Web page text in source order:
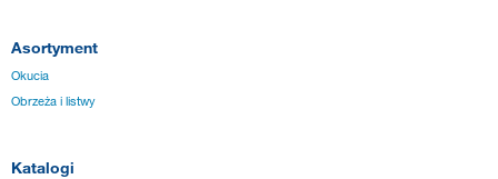
Asortyment
Okucia
Obrzeża i listwy
Katalogi